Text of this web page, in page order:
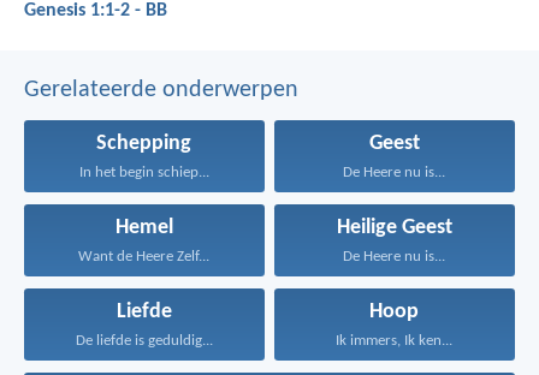
Genesis 1:1-2 - BB
Gerelateerde onderwerpen
Schepping
In het begin schiep...
Geest
De Heere nu is...
Hemel
Want de Heere Zelf...
Heilige Geest
De Heere nu is...
Liefde
De liefde is geduldig...
Hoop
Ik immers, Ik ken...